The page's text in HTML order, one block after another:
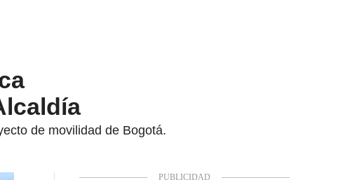
de movilidad de Bogotá.